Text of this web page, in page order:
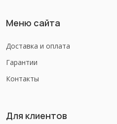
Меню сайта
Доставка и оплата
Гарантии
Контакты
Для клиентов